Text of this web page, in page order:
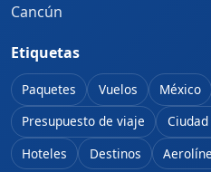
Cancún
Etiquetas
Paquetes Vuelos México
Presupuesto de viaje
Hoteles
Destinos